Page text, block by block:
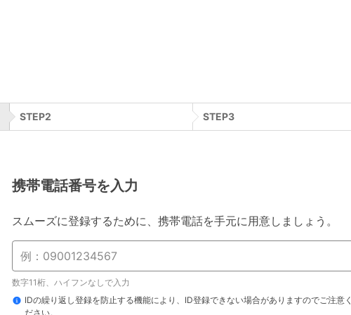
STEP2 STEP3
携帯電話番号を入力
スムーズに登録するために、携帯電話を手元に用意しましょう。
数字11桁、ハイフンなしで入力
IDの繰り返し登録を防止する機能により、ID登録できない場合がありますのでご注意く
ださい。